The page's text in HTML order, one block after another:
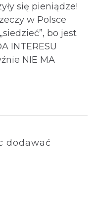
się pieniądze!
w Polsce
bo jest
INTERESU
NIE MA
dodawać